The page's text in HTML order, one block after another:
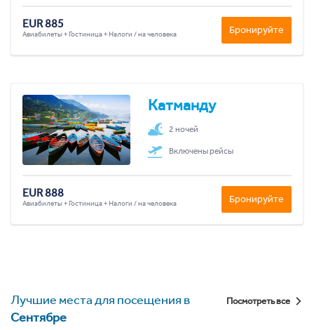
EUR 885
Авиабилеты + Гостиница + Налоги / на человека Бронируйте
Катманду
2 ночей
Включены рейсы
EUR 888
Авиабилеты + Гостиница + Налоги / на человека Бронируйте
Лучшие места для посещения в
Сентябре
Посмотреть все